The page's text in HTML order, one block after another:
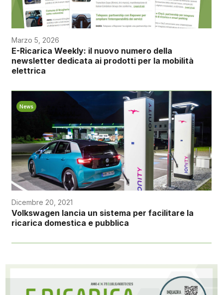
Marzo 5, 2026
E-Ricarica Weekly: il nuovo numero della
newsletter dedicata ai prodotti per la mobilità
elettrica
News
Dicembre 20, 2021
Volkswagen lancia un sistema per facilitare la
ricarica domestica e pubblica